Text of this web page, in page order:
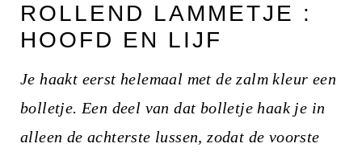
ROLLEND LAMMETJE :
HOOFD EN LIJF
Je haakt eerst helemaal met de zalm kleur een
bolletje. Een deel van dat bolletje haak je in
alleen de achterste lussen, zodat de voorste